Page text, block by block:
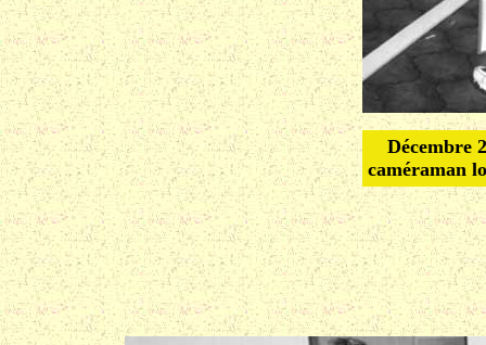
Décembre
caméraman